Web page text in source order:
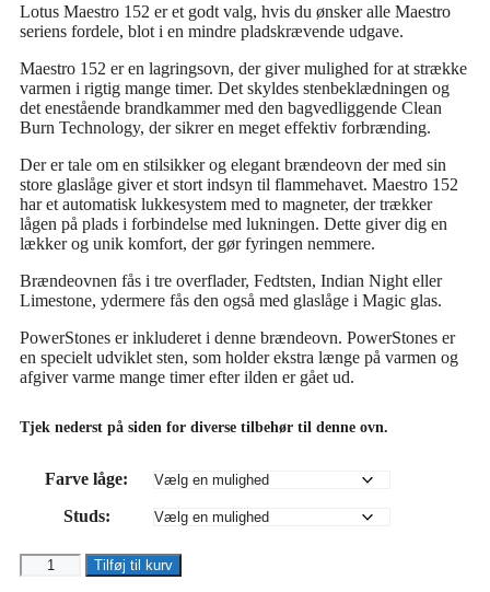
Lotus Maestro 152 er et godt valg, hvis du ønsker alle Maestro
seriens fordele, blot i en mindre pladskrævende udgave.
Maestro 152 er en lagringsovn, der giver mulighed for at strække
varmen i rigtig mange timer. Det skyldes stenbeklædningen og
det enestående brandkammer med den bagvedliggende Clean
Burn Technology, der sikrer en meget effektiv forbrænding.
Der er tale om en stilsikker og elegant brændeovn der med sin
store glaslåge giver et stort indsyn til flammehavet. Maestro 152
har et automatisk lukkesystem med to magneter, der trækker
lågen på plads i forbindelse med lukningen. Dette giver dig en
lækker og unik komfort, der gør fyringen nemmere.
Brændeovnen fås i tre overflader, Fedtsten, Indian Night eller
Limestone, ydermere fås den også med glaslåge i Magic glas.
PowerStones er inkluderet i denne brændeovn. PowerStones er
en specielt udviklet sten, som holder ekstra længe på varmen og
afgiver varme mange timer efter ilden er gået ud.
Tjek nederst på siden for diverse tilbehør til denne ovn.
Farve låge:
Studs:
Maestro
152
Tilføj til kurv